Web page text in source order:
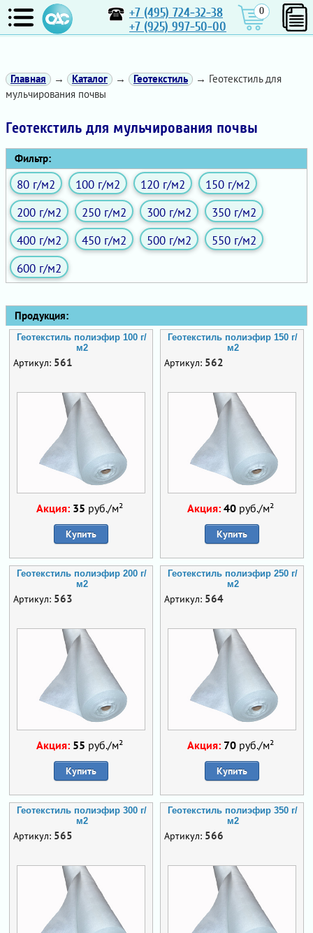
+7 (495) 724-32-38
+7 (925) 997-50-00
0
Главная → Каталог → Геотекстиль
→ Геотекстиль для
мульчирования почвы
Геотекстиль для мульчирования почвы
Фильтр:
80 г/м2 100 г/м2 120 г/м2
150 г/м2
200 г/м2
250 г/м2 300 г/м2
350 г/м2
400 г/м2
450 г/м2 500 г/м2
550 г/м2
600 г/м2
Продукция:
Геотекстиль полиэфир 100 г/
м2
Артикул: 561
Акция: 35 руб./м²
Купить
Геотекстиль полиэфир 150 г/
м2
Артикул: 562
Акция: 40руб./м²
Купить
Геотекстиль полиэфир 200 г/
м2
Артикул: 563
Акция: 55 руб./м²
Купить
Геотекстиль полиэфир 250 г/
м2
Артикул: 564
Акция: 70руб./м²
Купить
Геотекстиль полиэфир 300 г/
м2
Артикул: 565
Геотекстиль полиэфир 350 г/
м2
Артикул: 566